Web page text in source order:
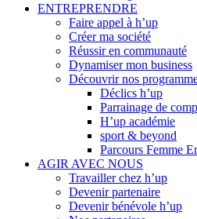
ENTREPRENDRE
Faire appel à h’up
Créer ma société
Réussir en communauté
Dynamiser mon business
Découvrir nos
Déclics h’up
Parrainage de
H’up académie
sport & beyond
Parcours Femme
AGIR AVEC NOUS
Travailler chez h’up
Devenir partenaire
Devenir bénévole h’up